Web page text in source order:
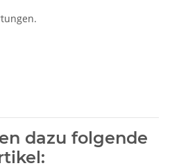
dazu folgende